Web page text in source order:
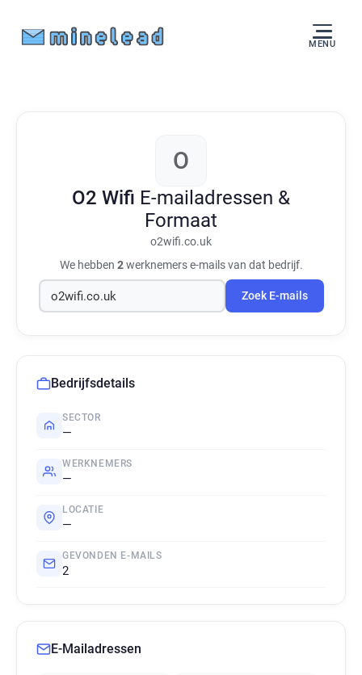
MENU
O
O2 Wifi E-mailadressen &
Formaat
o2wifi.co.uk
We hebben 2werknemers e-mails van dat bedrijf.
Zoek E-mails
Bedrijfsdetails
SECTOR
—
WERKNEMERS
—
LOCATIE
—
GEVONDEN E-MAILS
2
E-Mailadressen